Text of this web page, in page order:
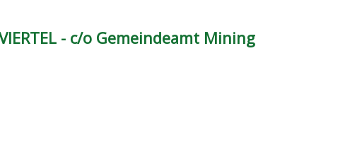
- c/o Gemeindeamt Mining